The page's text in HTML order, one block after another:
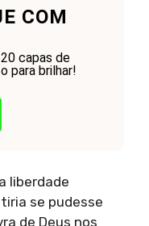
COM
capas de
para brilhar!
liberdade
se pudesse
de Deus nos